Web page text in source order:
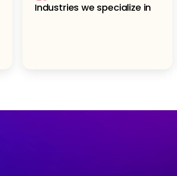
Industries we specialize in